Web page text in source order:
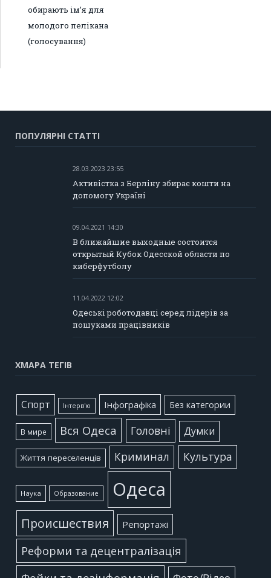
обирають ім’я для
молодого пелікана
(голосування)
ПОПУЛЯРНІ СТАТТІ
28.03.2023 23:55
Активістка з Берліну збирає кошти на
допомогу Україні
09.04.2021 14:30
В ближайшие выходные состоится
открытый Кубок Одесской области по
киберфутболу
11.04.2022 12:02
Одеські роботодавці серед лідерів за
пошуками працівників
ХМАРА ТЕГІВ
Cпорт Інтерв'ю Інфографіка Без категории
В мире Вся Одеса Головні Думки
Життя переселенців Криминал Культура
Наука Образование Одеса
Происшествия Репортажі
Реформи та децентралізація